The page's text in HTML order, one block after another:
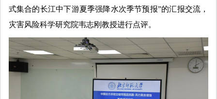
式集合的长江中下游夏季强降水次季节预报”的汇报交流，
灾害风险科学研究院韦志刚教授进行点评。